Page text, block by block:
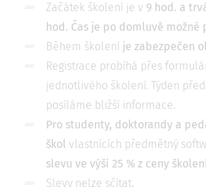
Začátek školení je v 9 hod. a
hod. Čas je po domluvě
Během školení je zabezpečen
Registrace probíhá přes
jednotlivého školení. Týden
posíláme bližší informace.
Pro studenty, doktorandy a
škol vlastnících předmětný
slevu ve výši 25 % z ceny
Slevy nelze sčítat.